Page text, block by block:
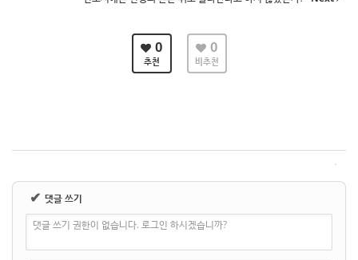
0
추천
0
비추천
✔ 댓글 쓰기
댓글 쓰기 권한이 없습니다. 로그인 하시겠습니까?